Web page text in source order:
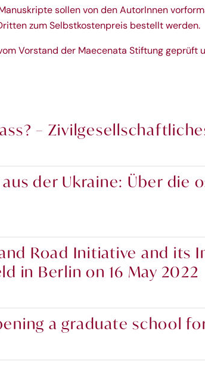
sollen von den AutorInnen
zum Selbstkostenpreis bestellt werden.
Vorstand der Maecenata Stiftung
–
der Ukraine: Über die
Road Initiative and
in Berlin on 16 May 2022
a graduate school